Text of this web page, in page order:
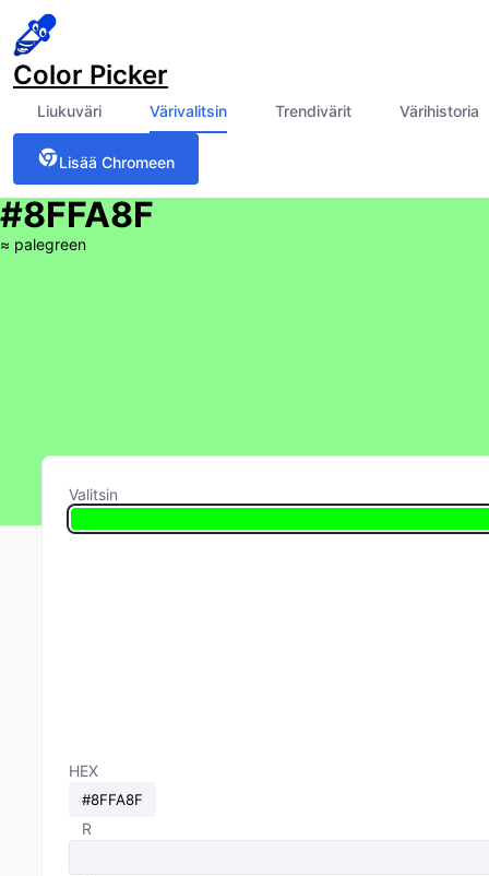
Color Picker
Liukuväri Värivalitsin Trendivärit Värihistoria
Lisää Chromeen
#8FFA8F
≈ palegreen
Valitsin
HEX
R